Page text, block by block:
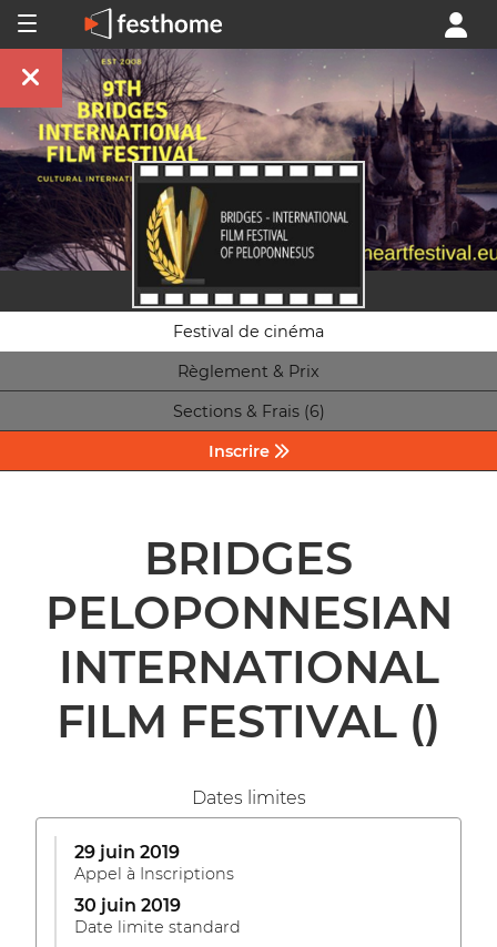
Festival de cinéma
Règlement & Prix
Sections & Frais (6)
Inscrire
BRIDGES
PELOPONNESIAN
INTERNATIONAL
FILM FESTIVAL ()
Dates limites
29 juin 2019
Appel à Inscriptions
30 juin 2019
Date limite standard